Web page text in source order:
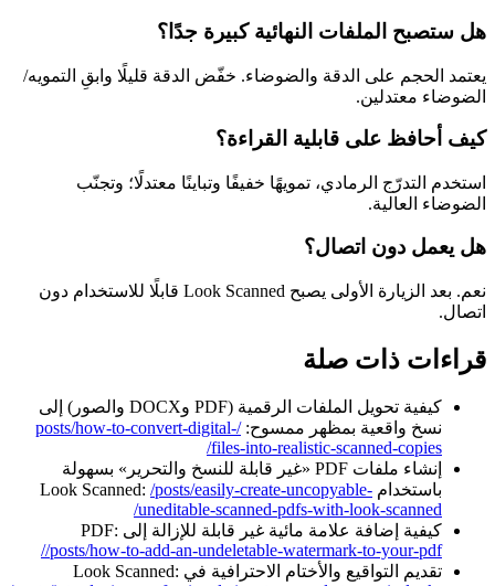
هل ستصبح الملفات النهائية كبيرة جدًا؟
يعتمد الحجم على الدقة والضوضاء. خفّض الدقة قليلًا وابقِ التمويه/
الضوضاء معتدلين.
كيف أحافظ على قابلية القراءة؟
استخدم التدرّج الرمادي، تمويهًا خفيفًا وتباينًا معتدلًا؛ وتجنّب
الضوضاء العالية.
هل يعمل دون اتصال؟
نعم. بعد الزيارة الأولى يصبح Look Scanned قابلًا للاستخدام دون
اتصال.
قراءات ذات صلة
كيفية تحويل الملفات الرقمية (PDF وDOCX والصور) إلى
نسخ واقعية بمظهر ممسوح: /posts/how-to-convert-digital-
files-into-realistic-scanned-copies/
إنشاء ملفات PDF «غير قابلة للنسخ والتحرير» بسهولة
باستخدام Look Scanned: /posts/easily-create-uncopyable-
uneditable-scanned-pdfs-with-look-scanned/
كيفية إضافة علامة مائية غير قابلة للإزالة إلى PDF:
/posts/how-to-add-an-undeletable-watermark-to-your-pdf/
تقديم التواقيع والأختام الاحترافية في Look Scanned: